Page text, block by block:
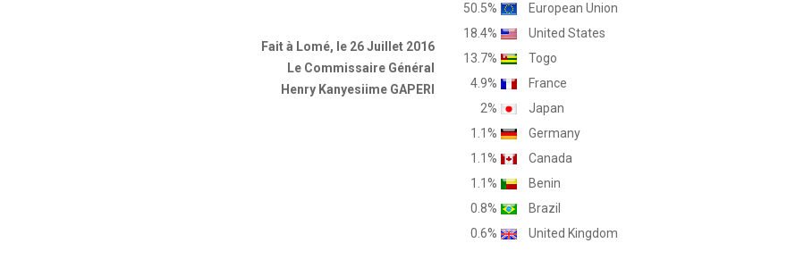
Fait à Lomé, le 26 Juillet 2016
Le Commissaire Général
Henry Kanyesiime GAPERI
50.5%
European Union
18.4%
United States
13.7%
Togo
4.9%
France
2%
Japan
1.1%
Germany
1.1%
Canada
1.1%
Benin
0.8%
Brazil
0.6%
United Kingdom